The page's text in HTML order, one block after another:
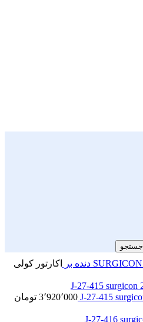
جستجو
دنده بر
اکارتور کولی
3٬920٬000 تومان